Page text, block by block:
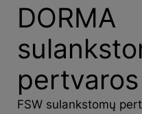
DORMA
pertvaros
FSW sulankstomų